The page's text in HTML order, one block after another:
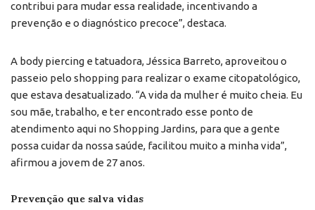
contribui para mudar essa realidade, incentivando a
prevenção e o diagnóstico precoce”, destaca.
A body piercing e tatuadora, Jéssica Barreto, aproveitou o
passeio pelo shopping para realizar o exame citopatológico,
que estava desatualizado. “A vida da mulher é muito cheia. Eu
sou mãe, trabalho, e ter encontrado esse ponto de
atendimento aqui no Shopping Jardins, para que a gente
possa cuidar da nossa saúde, facilitou muito a minha vida”,
afirmou a jovem de 27 anos.
Prevenção que salva vidas